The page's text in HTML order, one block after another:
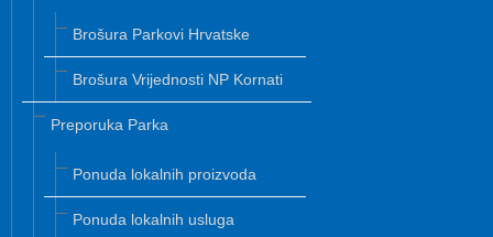
Brošura Parkovi Hrvatske
Brošura Vrijednosti NP Kornati
Preporuka Parka
Ponuda lokalnih proizvoda
Ponuda lokalnih usluga